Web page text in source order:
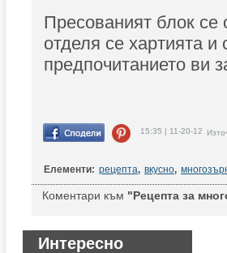
Пресованият блок
отделя се хартията и
предпочитанието ви
15:35 | 11-20-12
Елементи: рецепта, вкусно,
Коментари към "Рецепта за
Интересно